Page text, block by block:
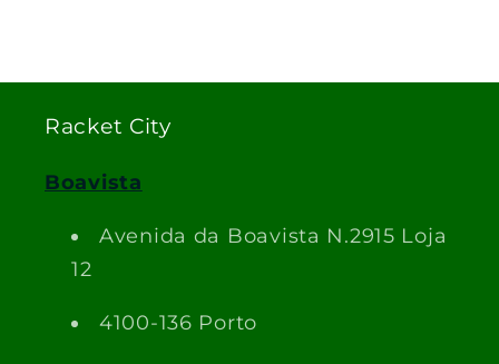
Racket City
Boavista
Avenida da Boavista N.2915 Loja
12
4100-136 Porto